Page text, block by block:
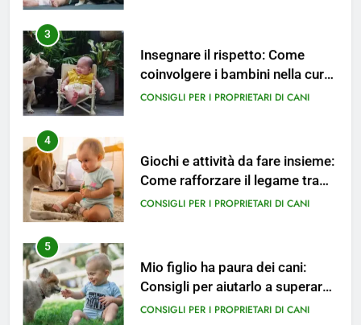
3
coinvolgere i bambini nella cura
del cane.
CONSIGLI PER I PROPRIETARI DI CANI
4
Come rafforzare il legame tra
cane e bambino.
CONSIGLI PER I PROPRIETARI DI CANI
5
Consigli per aiutarlo a superare
la cinofobia.
CONSIGLI PER I PROPRIETARI DI CANI